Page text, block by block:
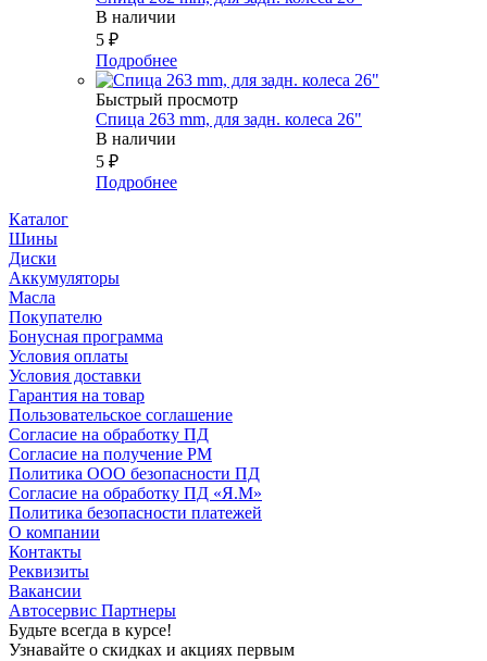
В наличии
5 ₽
Подробнее
Быстрый просмотр
Спица 263 mm, для задн. колеса 26"
В наличии
5 ₽
Подробнее
Каталог
Шины
Диски
Аккумуляторы
Масла
Покупателю
Бонусная программа
Условия оплаты
Условия доставки
Гарантия на товар
Пользовательское соглашение
Согласие на обработку ПД
Согласие на получение РМ
Политика ООО безопасности ПД
Согласие на обработку ПД «Я.М»
Политика безопасности платежей
О компании
Контакты
Реквизиты
Вакансии
Автосервис Партнеры
Будьте всегда в курсе!
Узнавайте о скидках и акциях первым